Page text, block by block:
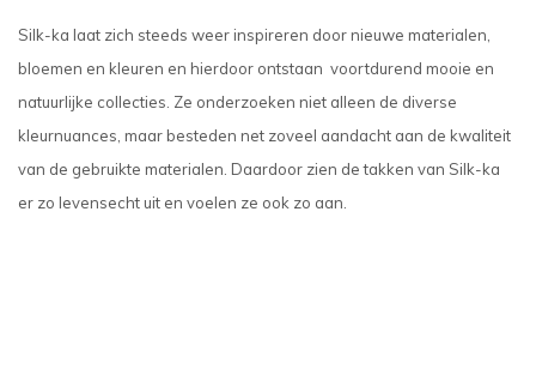
Silk-ka laat zich steeds weer inspireren door nieuwe materialen,
bloemen en kleuren en hierdoor ontstaan voortdurend mooie en
natuurlijke collecties. Ze onderzoeken niet alleen de diverse
kleurnuances, maar besteden net zoveel aandacht aan de kwaliteit
van de gebruikte materialen. Daardoor zien de takken van Silk-ka
er zo levensecht uit en voelen ze ook zo aan.